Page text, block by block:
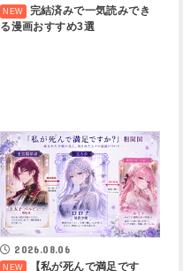
完結済みで一気読みでき
る漫画おすすめ3選
2026.08.06
【私が死んで満足です